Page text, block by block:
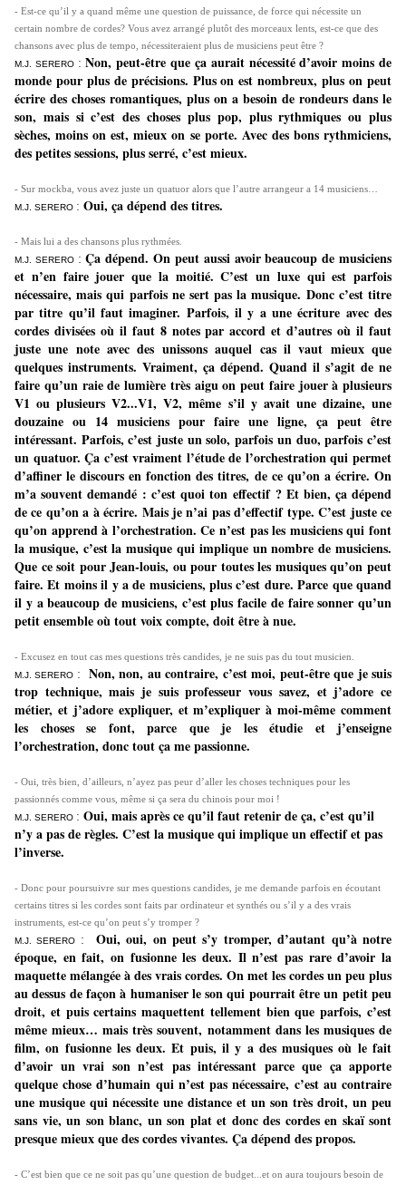
- Est-ce qu’il y a quand même une question de puissance, de force qui nécessite un
certain nombre de cordes? Vous avez arrangé plutôt des morceaux lents, est-ce que des
chansons avec plus de tempo, nécessiteraient plus de musiciens peut être ?
M.J. SERERO :Non, peut-être que ça aurait nécessité d’avoir moins de
monde pour plus de précisions. Plus on est nombreux, plus on peut
écrire des choses romantiques, plus on a besoin de rondeurs dans le
son, mais si c’est des choses plus pop, plus rythmiques ou plus
sèches, moins on est, mieux on se porte. Avec des bons rythmiciens,
des petites sessions, plus serré, c’est mieux.
- Sur mockba, vous avez juste un quatuor alors que l’autre arrangeur a 14 musiciens…
M.J. SERERO : Oui, ça dépend des titres.
- Mais lui a des chansons plus rythmées.
M.J. SERERO : Ça dépend. On peut aussi avoir beaucoup de musiciens
et n’en faire jouer que la moitié. C’est un luxe qui est parfois
nécessaire, mais qui parfois ne sert pas la musique. Donc c’est titre
par titre qu’il faut imaginer. Parfois, il y a une écriture avec des
cordes divisées où il faut 8 notes par accord et d’autres où il faut
juste une note avec des unissons auquel cas il vaut mieux que
quelques instruments. Vraiment, ça dépend. Quand il s’agit de ne
faire qu’un raie de lumière très aigu on peut faire jouer à plusieurs
V1 ou plusieurs V2...V1, V2, même s’il y avait une dizaine, une
douzaine ou 14 musiciens pour faire une ligne, ça peut être
intéressant. Parfois, c’est juste un solo, parfois un duo, parfois c’est
un quatuor. Ça c’est vraiment l’étude de l’orchestration qui permet
d’affiner le discours en fonction des titres, de ce qu’on a écrire. On
m’a souvent demandé : c’est quoi ton effectif ? Et bien, ça dépend
de ce qu’on a à écrire. Mais je n’ai pas d’effectif type. C’est juste ce
qu’on apprend à l’orchestration. Ce n’est pas les musiciens qui font
la musique, c’est la musique qui implique un nombre de musiciens.
Que ce soit pour Jean-louis, ou pour toutes les musiques qu’on peut
faire. Et moins il y a de musiciens, plus c’est dure. Parce que quand
il y a beaucoup de musiciens, c’est plus facile de faire sonner qu’un
petit ensemble où tout voix compte, doit être à nue.
- Excusez en tout cas mes questions très candides, je ne suis pas du tout musicien.
M.J. SERERO : Non, non, au contraire, c’est moi, peut-être que je suis
trop technique, mais je suis professeur vous savez, et j’adore ce
métier, et j’adore expliquer, et m’expliquer à moi-même comment
les choses se font, parce que je les étudie et j’enseigne
l’orchestration, donc tout ça me passionne.
- Oui, très bien, d’ailleurs, n’ayez pas peur d’aller les choses techniques pour les
passionnés comme vous, même si ça sera du chinois pour moi !
M.J. SERERO : Oui, mais après ce qu’il faut retenir de ça, c’est qu’il
n’y a pas de règles. C’est la musique qui implique un effectif et pas
l’inverse.
- Donc pour poursuivre sur mes questions candides, je me demande parfois en écoutant
certains titres si les cordes sont faits par ordinateur et synthés ou s’il y a des vrais
instruments, est-ce qu’on peut s’y tromper ?
M.J. SERERO : Oui, oui, on peut s’y tromper, d’autant qu’à notre
époque, en fait, on fusionne les deux. Il n’est pas rare d’avoir la
maquette mélangée à des vrais cordes. On met les cordes un peu plus
au dessus de façon à humaniser le son qui pourrait être un petit peu
droit, et puis certains maquettent tellement bien que parfois, c’est
même mieux… mais très souvent, notamment dans les musiques de
film, on fusionne les deux. Et puis, il y a des musiques où le fait
d’avoir un vrai son n’est pas intéressant parce que ça apporte
quelque chose d’humain qui n’est pas nécessaire, c’est au contraire
une musique qui nécessite une distance et un son très droit, un peu
sans vie, un son blanc, un son plat et donc des cordes en skaï sont
presque mieux que des cordes vivantes. Ça dépend des propos.
- C’est bien que ce ne soit pas qu’une question de budget...et on aura toujours besoin de